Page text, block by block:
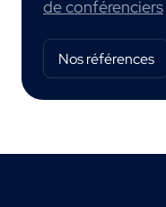
de conférenciers
Nos références